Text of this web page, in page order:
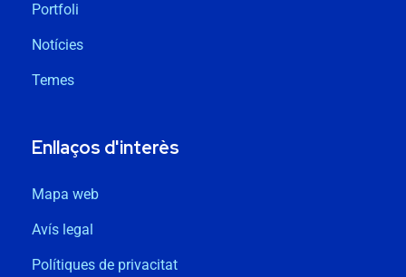
Portfoli
Notícies
Temes
Enllaços d'interès
Mapa web
Avís legal
Polítiques de privacitat